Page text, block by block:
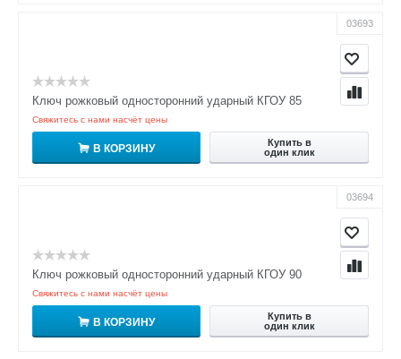
03693
Ключ рожковый односторонний ударный КГОУ 85
Свяжитесь с нами насчёт цены
В КОРЗИНУ
Купить в
один клик
03694
Ключ рожковый односторонний ударный КГОУ 90
Свяжитесь с нами насчёт цены
В КОРЗИНУ
Купить в
один клик